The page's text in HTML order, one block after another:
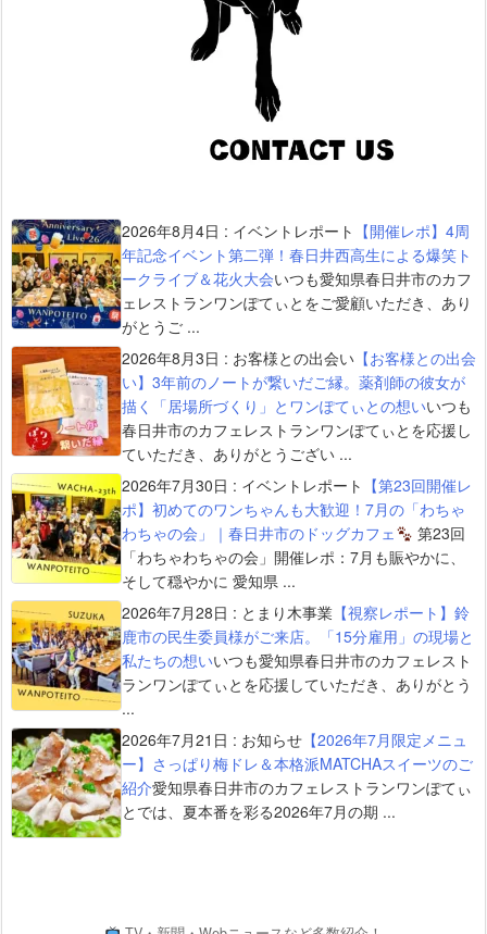
2026年8月4日 : イベントレポート 【開催レポ】4周
年記念イベント第二弾！春日井西高生による爆笑ト
ークライブ＆花火大会いつも愛知県春日井市のカフ
ェレストランワンぽてぃとをご愛顧いただき、あり
がとうご ...
2026年8月3日 : お客様との出会い 【お客様との出会
い】3年前のノートが繋いだご縁。薬剤師の彼女が
描く「居場所づくり」とワンぽてぃとの想いいつも
春日井市のカフェレストランワンぽてぃとを応援し
ていただき、ありがとうござい ...
2026年7月30日 : イベントレポート 【第23回開催レ
ポ】初めてのワンちゃんも大歓迎！7月の「わちゃ
わちゃの会」｜春日井市のドッグカフェ
第23回
「わちゃわちゃの会」開催レポ：7月も賑やかに、
そして穏やかに 愛知県 ...
2026年7月28日 : とまり木事業 【視察レポート】鈴
鹿市の民生委員様がご来店。「15分雇用」の現場と
私たちの想いいつも愛知県春日井市のカフェレスト
ランワンぽてぃとを応援していただき、ありがとう
...
2026年7月21日 : お知らせ 【2026年7月限定メニュ
ー】さっぱり梅ドレ＆本格派MATCHAスイーツのご
紹介愛知県春日井市のカフェレストランワンぽてぃ
とでは、夏本番を彩る2026年7月の期 ...